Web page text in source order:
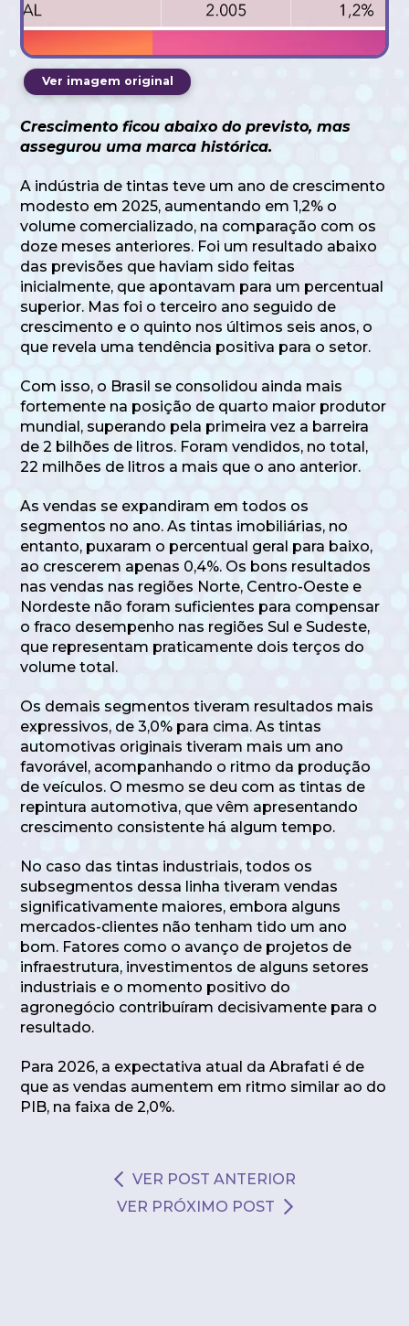
Ver imagem original
Crescimento ficou abaixo do previsto, mas
assegurou uma marca histórica.
A indústria de tintas teve um ano de crescimento
modesto em 2025, aumentando em 1,2% o
volume comercializado, na comparação com os
doze meses anteriores. Foi um resultado abaixo
das previsões que haviam sido feitas
inicialmente, que apontavam para um percentual
superior. Mas foi o terceiro ano seguido de
crescimento e o quinto nos últimos seis anos, o
que revela uma tendência positiva para o setor.
Com isso, o Brasil se consolidou ainda mais
fortemente na posição de quarto maior produtor
mundial, superando pela primeira vez a barreira
de 2 bilhões de litros. Foram vendidos, no total,
22 milhões de litros a mais que o ano anterior.
As vendas se expandiram em todos os
segmentos no ano. As tintas imobiliárias, no
entanto, puxaram o percentual geral para baixo,
ao crescerem apenas 0,4%. Os bons resultados
nas vendas nas regiões Norte, Centro-Oeste e
Nordeste não foram suficientes para compensar
o fraco desempenho nas regiões Sul e Sudeste,
que representam praticamente dois terços do
volume total.
Os demais segmentos tiveram resultados mais
expressivos, de 3,0% para cima. As tintas
automotivas originais tiveram mais um ano
favorável, acompanhando o ritmo da produção
de veículos. O mesmo se deu com as tintas de
repintura automotiva, que vêm apresentando
crescimento consistente há algum tempo.
No caso das tintas industriais, todos os
subsegmentos dessa linha tiveram vendas
significativamente maiores, embora alguns
mercados-clientes não tenham tido um ano
bom. Fatores como o avanço de projetos de
infraestrutura, investimentos de alguns setores
industriais e o momento positivo do
agronegócio contribuíram decisivamente para o
resultado.
Para 2026, a expectativa atual da Abrafati é de
que as vendas aumentem em ritmo similar ao do
PIB, na faixa de 2,0%.
VER POST ANTERIOR
VER PRÓXIMO POST